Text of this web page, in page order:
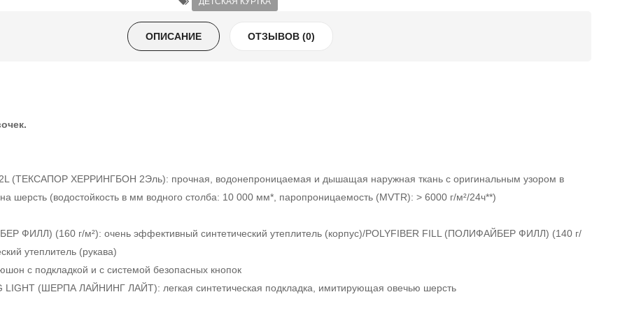
ОПИСАНИЕ ОТЗЫВОВ (0)
2L (ТЕКСАПОР ХЕРРИНГБОН 2Эль): прочная, водонепроницаемая и дышащая наружная ткань с оригинальным узором в
шерсть (водостойкость в мм водного столба: 10 000 мм*, паропроницаемость (MVTR): > 6000 г/м²/24ч**)
ФИЛЛ) (160 г/м²): очень эффективный синтетический утеплитель (корпус)/POLYFIBER FILL (ПОЛИФАЙБЕР ФИЛЛ) (140 г/
утеплитель (рукава)
с подкладкой и с системой безопасных кнопок
LIGHT (ШЕРПА ЛАЙНИНГ ЛАЙТ): легкая синтетическая подкладка, имитирующая овечью шерсть